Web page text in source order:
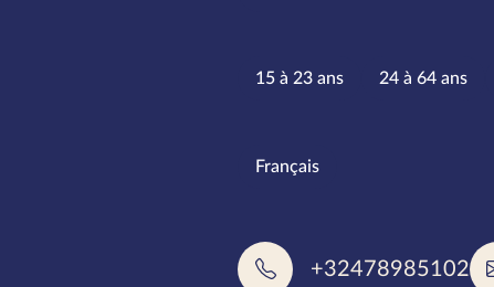
Tranches
15 à 23 ans 24 à 64 ans
Langues
Français
+32478985102